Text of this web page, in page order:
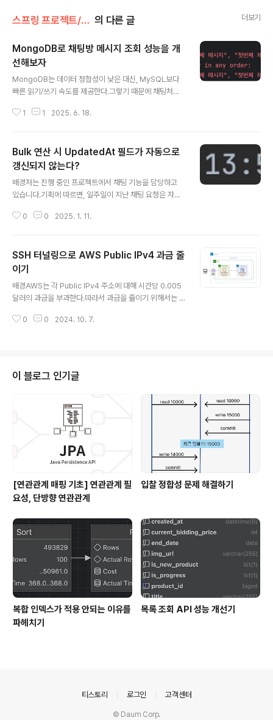
스프링 프로젝트/DND 의 다른 글 더보기
MongoDB로 채팅방 메시지 조회 성능을 개
선해보자
MongoDB는 데이터 정합성이 낮은 대신, MySQL보다
빠른 읽기/쓰기 속도를 제공한다.그렇기 때문에 채팅처럼
메시지를 MongoDB에 저장한 후, 채팅방별 최근 메시지
용한다.@Document로 MongoDB의 collection을 매
핑하였다. JPA Auditing을 사용하지 않으므로 created
At을 직접 넣어주었다.그런데 DB에서는 시간이 UTC 기
준으로 저장되어서 불편했다.이에 UTC로 변환된 값을 D
B에 저장하고, 데이터를 가져올 때 다시 KST로 변환하는
코드를 추가하였다. collection이 제대로 매핑..
1 1 2025. 6. 18.
Bulk 연산 시 UpdatedAt 필드가 자동으로
갱신되지 않는다?
배경저는 진행 중인 프로젝트에서 채팅 기능을 담당하고
있습니다.기획에 따르면, 일주일이 지난 채팅 요청은 자동
채팅 요청들의 상태를 bulk update 해주었습니다. 채팅
는 코드입니다.public void updateChatInquiryStatu
sRejected() { queryFactory.update(chatInquiry) .
set(chatInquiry.status, InquiryStatus.REJECTED)
.where( chatInquiry.status.eq(InquiryStatus..
0 0 2025. 1. 11.
SSH 터널링으로 AWS Public IPv4 과금 줄
이기
배경AWS는 각 Public IPv4 주소에 대해 시간당 0.005
달러의 과금을 부과한다.따라서 과금을 줄이기 위해서는 P
로 EC2, RDS에 대해 각각 public ip를 사용했었다.- EC
를 사용하지 않도록 바꾸면 된다. 내부 네트워크로 RDS에
접근하면 IPv4 없이도 RDS 인스턴스에 연결할 수 있다.아
래 그림처럼 외부에서 EC2 public subnet으로 접근하고
이를 통해 다시 RDS private subnet으로 접근한다. RD
0 0 2024. 10. 7.
이 블로그 인기글
[연관관계 매핑 기초] 연관관계 필
요성, 단방향 연관관계
입찰 정합성 문제 해결하기
복합 인덱스가 적용 안되는 이유를
파헤치기
목록 조회 API 성능 개선기
티스토리 로그인 고객센터
© Daum Corp.